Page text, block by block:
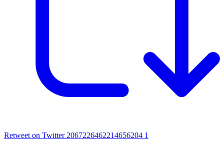
Retweet on Twitter 2067226462214656204 1